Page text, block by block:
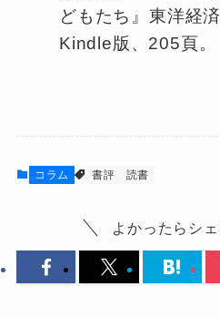
どもたち』東洋経
Kindle版、205頁。
コラム 書評 読書
よかったらシェ